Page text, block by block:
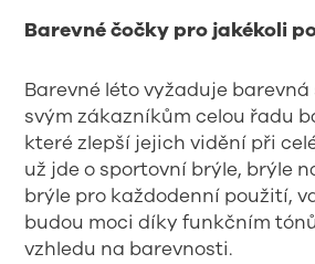
Barevné čočky pro jakékoli
Barevné léto vyžaduje
svým zákazníkům celou řadu
které zlepší jejich vidění při
už jde o sportovní brýle, brýle
brýle pro každodenní použití,
budou moci díky funkčním
vzhledu na barevnosti.